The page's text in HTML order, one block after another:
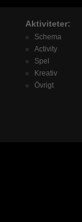
Aktiviteter:
Schema
Activity
Spel
Kreativ
Övrigt